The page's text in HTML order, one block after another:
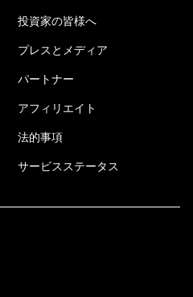
投資家の皆様へ
プレスとメディア
パートナー
アフィリエイト
法的事項
サービスステータス